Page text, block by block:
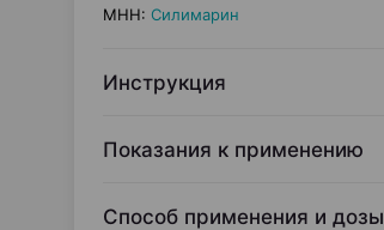
МНН: Силимарин
Инструкция
Показания к применению
Способ применения и дозы